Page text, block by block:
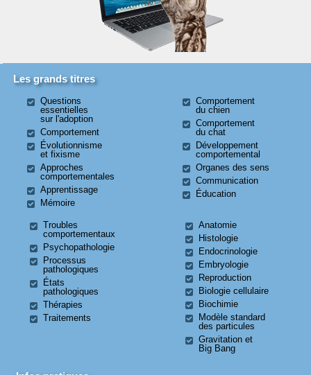
Les grands titres
Questions
essentielles
sur l'adoption
Comportement
Évolutionnisme
et fixisme
Approches
comportementales
Apprentissage
Mémoire
Comportement
du chien
Comportement
du chat
Développement
comportemental
Organes des sens
Communication
Éducation
Troubles
comportementaux
Psychopathologie
Processus
pathologiques
États
pathologiques
Thérapies
Traitements
Anatomie
Histologie
Endocrinologie
Embryologie
Reproduction
Biologie cellulaire
Biochimie
Modèle standard
des particules
Gravitation et
Big Bang